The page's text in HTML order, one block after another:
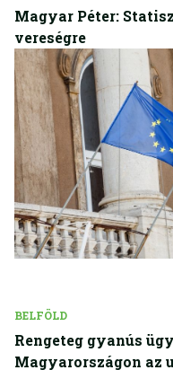
Magyar Péter:
vereségre
BELFÖLD
Rengeteg gyanús
Magyarországon az